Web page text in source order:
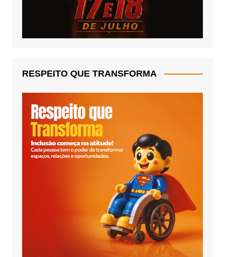
RESPEITO QUE TRANSFORMA